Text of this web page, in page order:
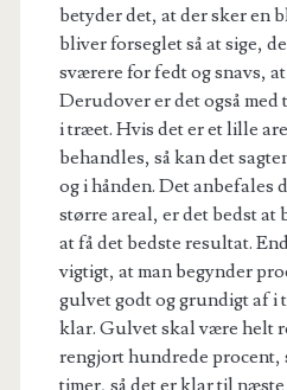
betyder det, at der sker en
bliver forseglet så at sige,
sværere for fedt og snavs,
Derudover er det også
i træet. Hvis det er et lille
behandles, så kan det
og i hånden. Det anbefales
større areal, er det bedst at
at få det bedste resultat.
vigtigt, at man begynder
gulvet godt og grundigt af i
klar. Gulvet skal være helt
rengjort hundrede procent,
timer, så det er klar til